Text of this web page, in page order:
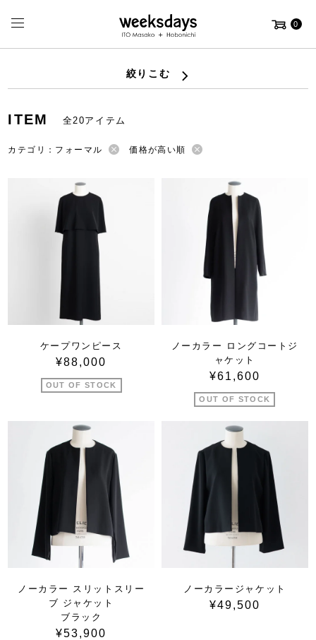
0
絞りこむ
ITEM 全20アイテム
カテゴリ：フォーマル 価格が高い順
ケープワンピース
¥88,000
OUT OF STOCK
ノーカラー ロングコートジ
ャケット
¥61,600
OUT OF STOCK
ノーカラー スリットスリー
ブ ジャケット
ブラック
¥53,900
ノーカラージャケット
¥49,500